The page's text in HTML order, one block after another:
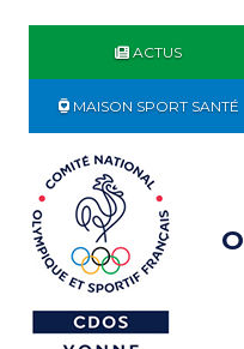
ACTUS
MAISON SPORT SANTÉ
O